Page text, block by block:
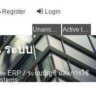
Login
Register
Unanswered topics Active topics
ระบบ
ERP / ระบบบัญชี และการใช้